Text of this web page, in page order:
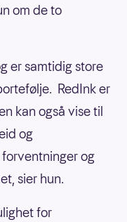
om de to
er samtidig store
RedInk er
kan også vise til
og
og
sier hun.
for